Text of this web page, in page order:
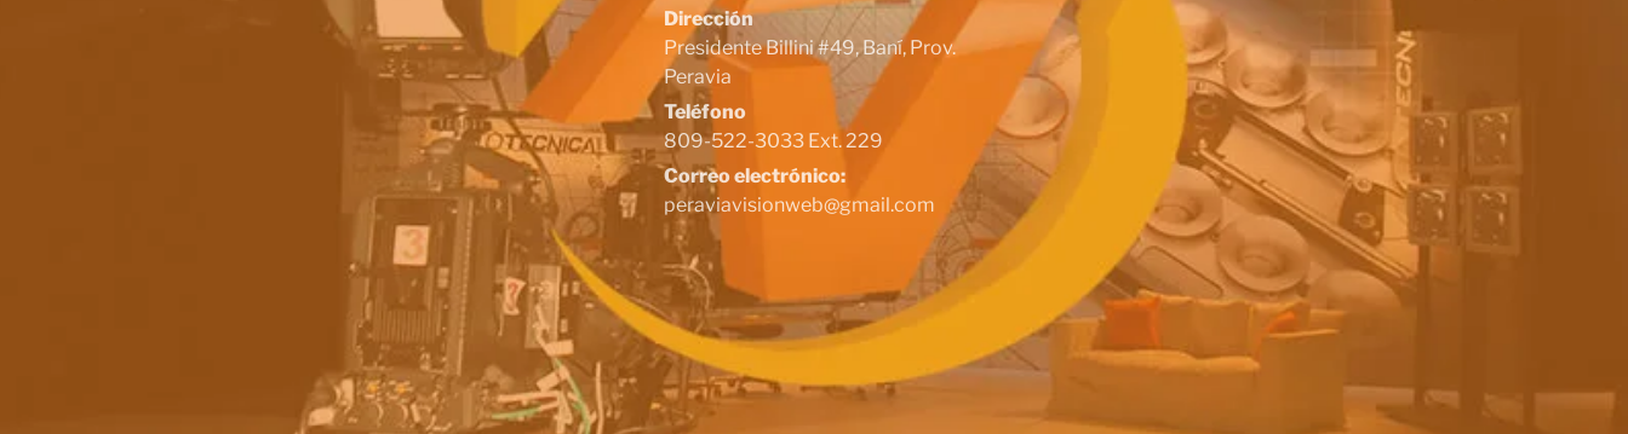
Dirección
Presidente Billini #49, Baní, Prov.
Peravia
Teléfono
809-522-3033 Ext. 229
Correo electrónico:
peraviavisionweb@gmail.com